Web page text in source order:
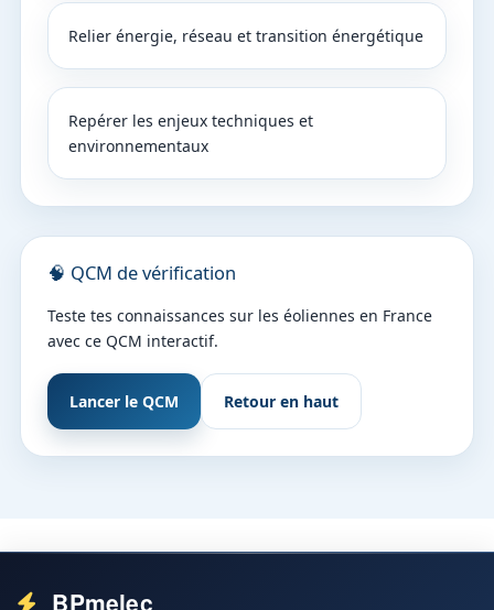
Relier énergie, réseau et transition énergétique
Repérer les enjeux techniques et
environnementaux
🧠 QCM de vérification
Teste tes connaissances sur les éoliennes en France
avec ce QCM interactif.
Lancer le QCM Retour en haut
BPmelec